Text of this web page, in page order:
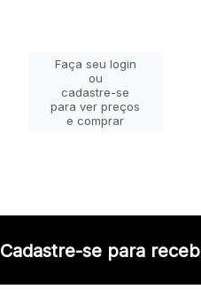
Faça seu login
ou
cadastre-se
para ver preços
e comprar
Cadastre-se para